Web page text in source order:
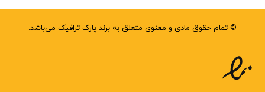
© تمام حقوق مادی و معنوی متعلق به برند پارک ترافیک می‌باشد.